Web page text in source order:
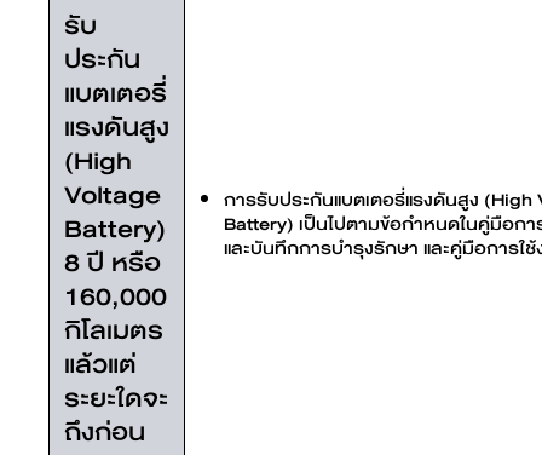
รับ
ประกัน
แบตเตอรี่
แรงดันสูง
(High
Voltage
Battery)
8 ปี หรือ
160,000
กิโลเมตร
แล้วแต่
ระยะใดจะ
ถึงก่อน
การรับประกันแบตเตอรี่แรงดันสูง (High
Battery) เป็นไปตามข้อกำหนดในคู่มือก
และบันทึกการบำรุงรักษา และคู่มือการใช้